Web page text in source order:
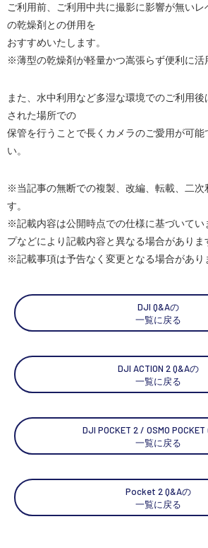
スペシャルコンテンツ
サポート・Q&A / 法人・学生のお客様
取扱店舗一覧
SEKIDO
SEKIDO 会社概要
ご利用前、ご利用中共に撮影に影響が無い
の乾燥剤との併用を
おすすめいたします。
※薄型の乾燥剤が軽量かつ嵩張らず便利に活
また、水中利用など多湿な環境でのご利用
された場所での
保管を行うことで長くカメラのご愛用が可能
い。
※当記事の無断での複製、改編、転載、二次
す。
※記載内容は公開時点での仕様に基づいてい
プなどにより記載内容と異なる場合がありま
※記載事項は予告なく変更となる場合があり
DJI Q&Aの
一覧に戻る
DJI ACTION 2 Q&Aの
一覧に戻る
DJI POCKET 2 / OSMO POCKET
一覧に戻る
Pocket 2 Q&Aの
一覧に戻る